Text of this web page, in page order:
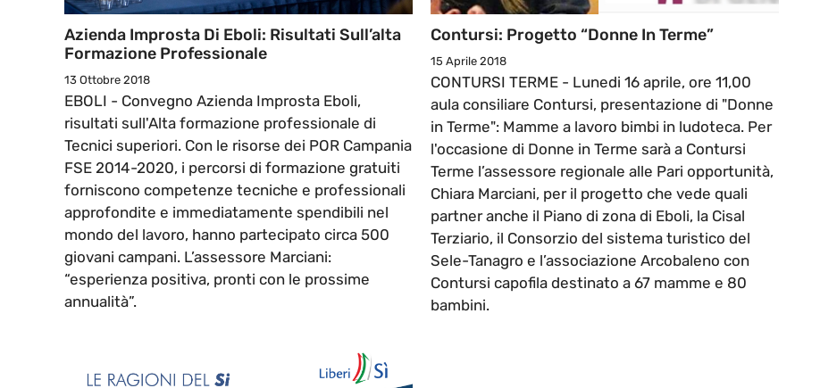
Azienda Improsta Di Eboli: Risultati Sull’alta
Formazione Professionale
13 Ottobre 2018
EBOLI - Convegno Azienda Improsta Eboli,
risultati sull'Alta formazione professionale di
Tecnici superiori. Con le risorse dei POR Campania
FSE 2014-2020, i percorsi di formazione gratuiti
forniscono competenze tecniche e professionali
approfondite e immediatamente spendibili nel
mondo del lavoro, hanno partecipato circa 500
giovani campani. L’assessore Marciani:
“esperienza positiva, pronti con le prossime
annualità”.
Contursi: Progetto “Donne In Terme”
15 Aprile 2018
CONTURSI TERME - Lunedi 16 aprile, ore 11,00
aula consiliare Contursi, presentazione di "Donne
in Terme": Mamme a lavoro bimbi in ludoteca. Per
l'occasione di Donne in Terme sarà a Contursi
Terme l’assessore regionale alle Pari opportunità,
Chiara Marciani, per il progetto che vede quali
partner anche il Piano di zona di Eboli, la Cisal
Terziario, il Consorzio del sistema turistico del
Sele-Tanagro e l’associazione Arcobaleno con
Contursi capofila destinato a 67 mamme e 80
bambini.